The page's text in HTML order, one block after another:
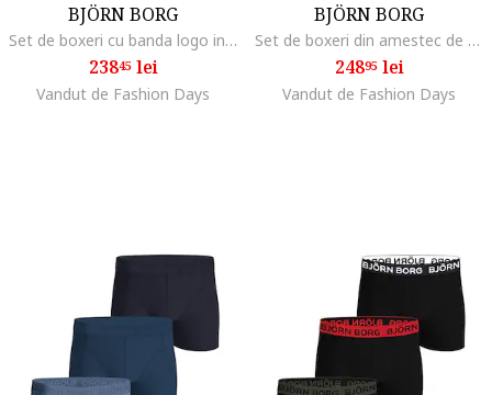
BJÖRN BORG
Set de boxeri cu banda logo in talie - 3 perechi, Verde/Negru
23845lei
Vandut de Fashion Days
BJÖRN BORG
Set de boxeri din amestec de bumbac cu banda logo in talie - 3 perechi, Alb/Albastru
24895lei
Vandut de Fashion Days